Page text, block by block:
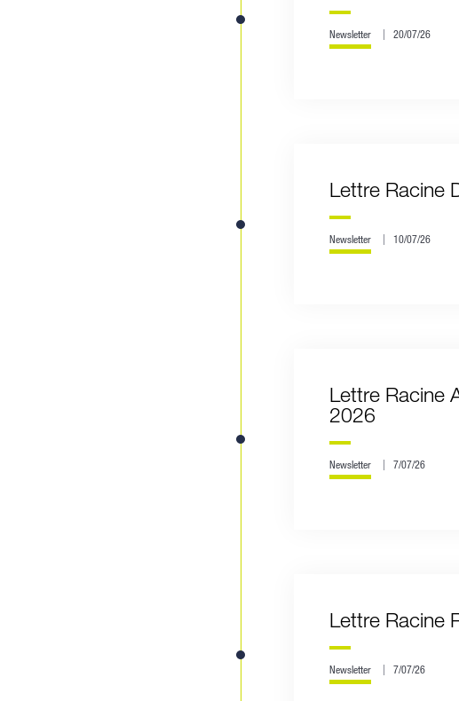
Newsletter 20/07/26
Lettre Racine
Newsletter 10/07/26
Lettre Racine
2026
Newsletter 7/07/26
Lettre Racine
Newsletter 7/07/26